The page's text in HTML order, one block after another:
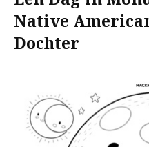
Native
Dochter